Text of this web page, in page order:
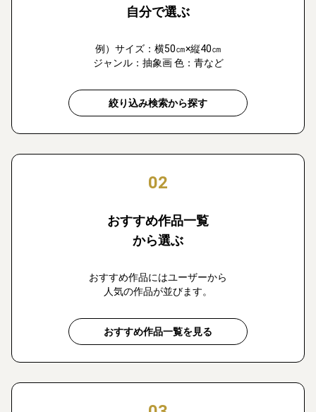
自分で選ぶ
例）サイズ：横50㎝×縦40㎝
ジャンル：抽象画 色：青など
絞り込み検索から探す
02
おすすめ作品一覧
から選ぶ
おすすめ作品にはユーザーから
人気の作品が並びます。
おすすめ作品一覧を見る